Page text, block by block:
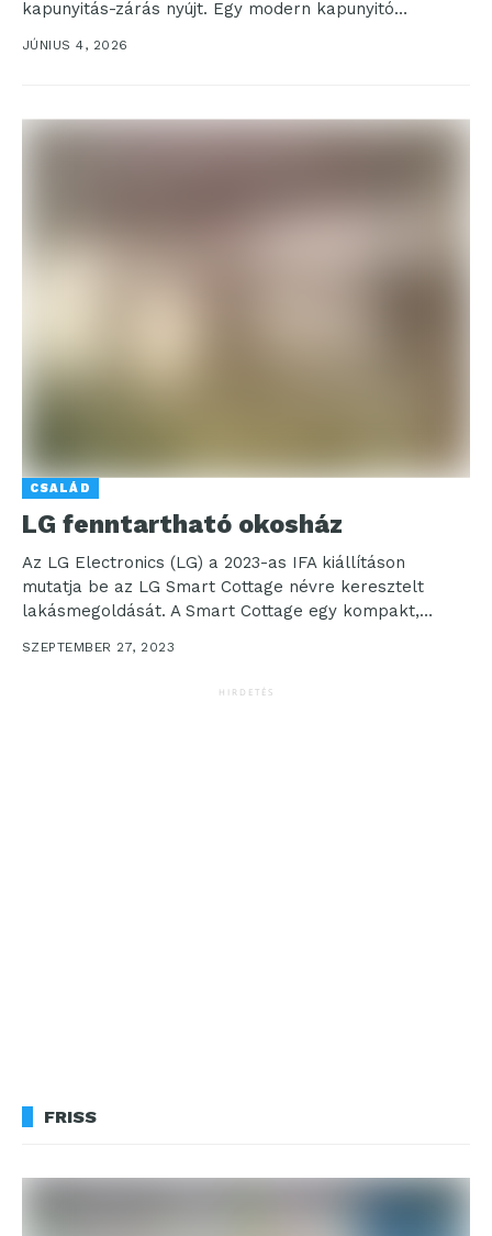
kapunyitás-zárás nyújt. Egy modern kapunyitó
rendszer nem csak...
JÚNIUS 4, 2026
CSALÁD
LG fenntartható okosház
Az LG Electronics (LG) a 2023-as IFA kiállításon
mutatja be az LG Smart Cottage névre keresztelt
lakásmegoldását. A Smart Cottage egy kompakt,
SZEPTEMBER 27, 2023
HIRDETÉS
FRISS